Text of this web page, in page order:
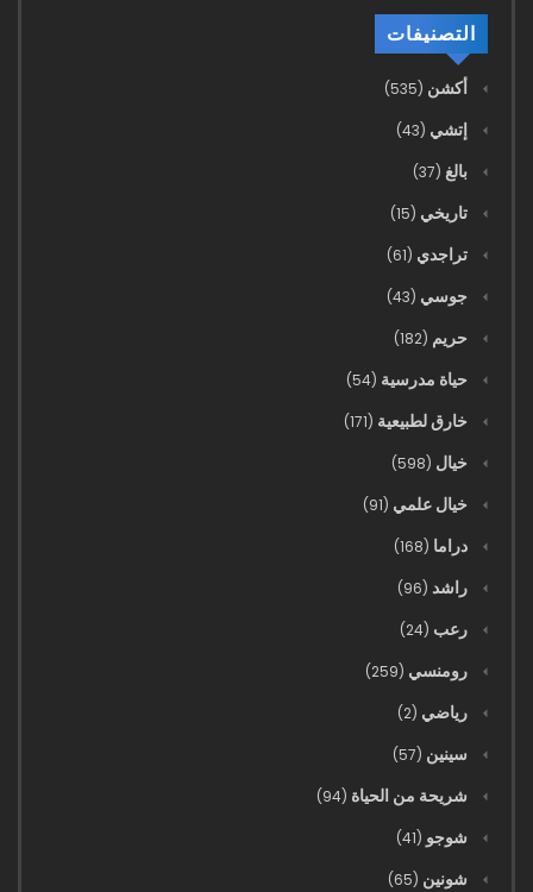
التصنيفات
أكشن (535)
إتشي (43)
بالغ (37)
تاريخي (15)
تراجدي (61)
جوسي (43)
حريم (182)
حياة مدرسية (54)
خارق لطبيعية (171)
خيال (598)
خيال علمي (91)
دراما (168)
راشد (96)
رعب (24)
رومنسي (259)
رياضي (2)
سينين (57)
شريحة من الحياة (94)
شوجو (41)
شونين (65)